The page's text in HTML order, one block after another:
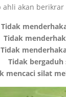
ahli akan
Tidak
Tidak
Tidak
Tidak bergaduh
mencaci silat